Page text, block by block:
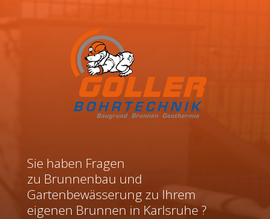
Sie haben Fragen
zu Brunnenbau und
Gartenbewässerung zu Ihrem
eigenen Brunnen in Karlsruhe ?